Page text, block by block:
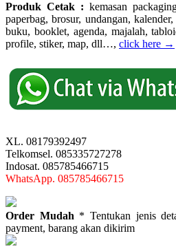
Produk Cetak : kemasan
paperbag, brosur, undangan,
buku, booklet, agenda, majalah,
profile, stiker, map, dll…, click here →
XL. 08179392497
Telkomsel. 085335727278
Indosat. 085785466715
WhatsApp. 085785466715
Order Mudah * Tentukan jenis
payment, barang akan dikirim